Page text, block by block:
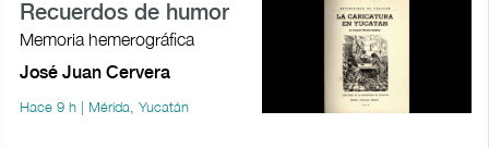
Recuerdos de humor
Memoria hemerográfica
José Juan Cervera
Hace 9 h | Mérida, Yucatán